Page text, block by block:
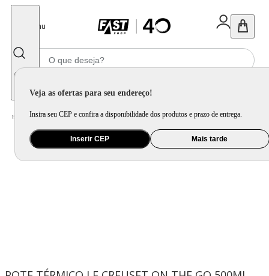
Menu
Veja as ofertas para seu endereço!
Insira seu CEP e confira a disponibilidade dos produtos e prazo de entrega.
Inserir CEP Mais tarde
Home Utilidade Doméstica Organização e Armazenamento / Porta Mantimento e Pote